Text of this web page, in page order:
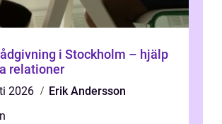
i Stockholm – hjälp
relationer
2026
Erik Andersson